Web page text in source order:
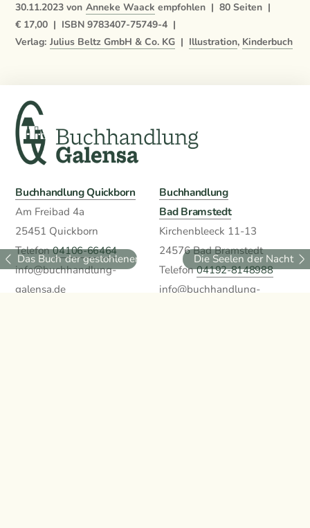
30.11.2023 von Anneke Waack empfohlen |80Seiten |
€ 17,00 | ISBN 9783407-75749-4 |
Verlag: Julius Beltz GmbH & Co. KG | Illustration, Kinderbuch
Das Buch der gestohlenen Träume Die Seelen der Nacht
Buchhandlung Quickborn
Am Freibad 4a
25451 Quickborn
Telefon04106-66464
info@buchhandlung-
galensa.de
Buchhandlung
Bad Bramstedt
Kirchenbleeck 11-13
24576 Bad Bramstedt
Telefon04192-8148988
info@buchhandlung-